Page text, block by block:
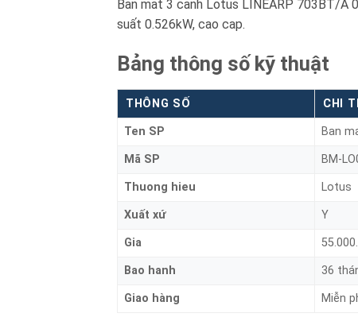
Ban mat 3 canh Lotus LINEARP 703BT/A
suất 0.526kW, cao cap.
Bảng thông số kỹ thuật
THÔNG SỐ CHI
Ten SP Ban
Mã SP BM-
Thuong hieu Lotus
Xuất xứ Y
Gia
Bao hanh 36
Giao hàng Miễn